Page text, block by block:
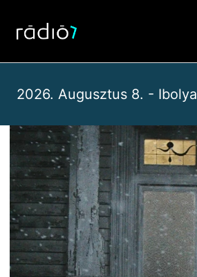
content
2026. Augusztus 8. - Ibolya